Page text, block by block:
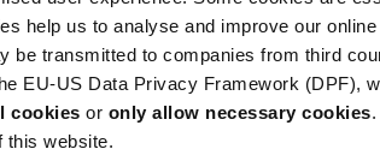
help us to analyse and improve our
be transmitted to companies from third
EU-US Data Privacy Framework (DPF),
cookies or only allow necessary cookies
this website.
Perfekt
Rengjør